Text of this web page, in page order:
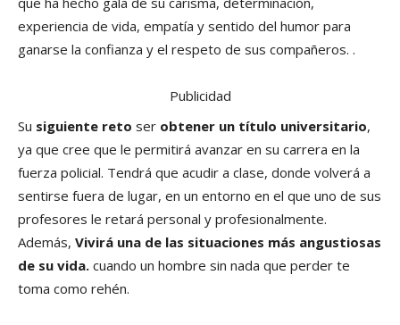
experiencia de vida, empatía y sentido del humor para
ganarse la confianza y el respeto de sus compañeros. .
Publicidad
Su siguiente reto ser obtener un título universitario,
ya que cree que le permitirá avanzar en su carrera en la
fuerza policial. Tendrá que acudir a clase, donde volverá a
sentirse fuera de lugar, en un entorno en el que uno de sus
profesores le retará personal y profesionalmente.
Además, Vivirá una de las situaciones más angustiosas
de su vida. cuando un hombre sin nada que perder te
toma como rehén.